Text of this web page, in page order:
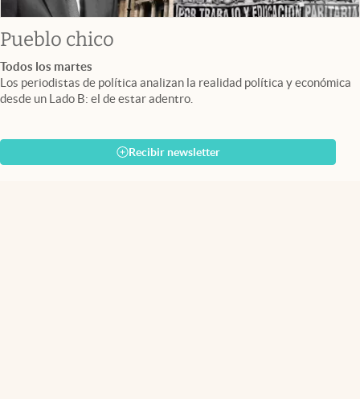
Pueblo chico
Todos los martes
Los periodistas de política analizan la realidad política y económica
desde un Lado B: el de estar adentro.
Recibir newsletter